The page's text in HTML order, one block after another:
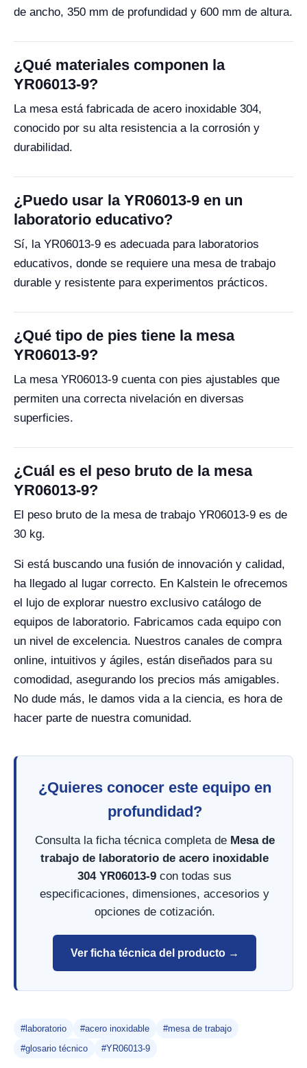
de ancho, 350 mm de profundidad y 600 mm de altura.
¿Qué materiales componen la
YR06013-9?
La mesa está fabricada de acero inoxidable 304,
conocido por su alta resistencia a la corrosión y
durabilidad.
¿Puedo usar la YR06013-9 en un
laboratorio educativo?
Sí, la YR06013-9 es adecuada para laboratorios
educativos, donde se requiere una mesa de trabajo
durable y resistente para experimentos prácticos.
¿Qué tipo de pies tiene la mesa
YR06013-9?
La mesa YR06013-9 cuenta con pies ajustables que
permiten una correcta nivelación en diversas
superficies.
¿Cuál es el peso bruto de la mesa
YR06013-9?
El peso bruto de la mesa de trabajo YR06013-9 es de
30 kg.
Si está buscando una fusión de innovación y calidad,
ha llegado al lugar correcto. En Kalstein le ofrecemos
el lujo de explorar nuestro exclusivo catálogo de
equipos de laboratorio. Fabricamos cada equipo con
un nivel de excelencia. Nuestros canales de compra
online, intuitivos y ágiles, están diseñados para su
comodidad, asegurando los precios más amigables.
No dude más, le damos vida a la ciencia, es hora de
hacer parte de nuestra comunidad.
¿Quieres conocer este equipo en
profundidad?
Consulta la ficha técnica completa de Mesa de
trabajo de laboratorio de acero inoxidable
304 YR06013-9 con todas sus
especificaciones, dimensiones, accesorios y
opciones de cotización.
Ver ficha técnica del producto →
#laboratorio #acero inoxidable
#mesa de trabajo
#glosario técnico
#YR06013-9